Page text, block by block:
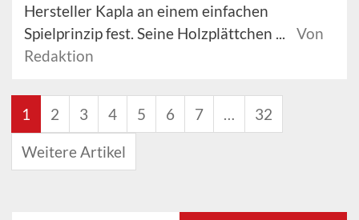
Hersteller Kapla an einem einfachen
Spielprinzip fest. Seine Holzplättchen ...
Von
Redaktion
1 2 3 4 5 6 7 … 32
Weitere Artikel